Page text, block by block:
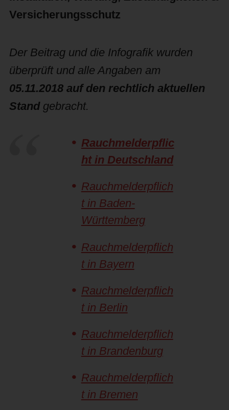
Versicherungsschutz
Der Beitrag und die Infografik wurden
überprüft und alle Angaben am
05.11.2018 auf den rechtlich aktuellen
Standgebracht.
Rauchmelderpflic
ht in Deutschland
Rauchmelderpflich
t in Baden-
Württemberg
Rauchmelderpflich
t in Bayern
Rauchmelderpflich
t in Berlin
Rauchmelderpflich
t in Brandenburg
Rauchmelderpflich
t in Bremen